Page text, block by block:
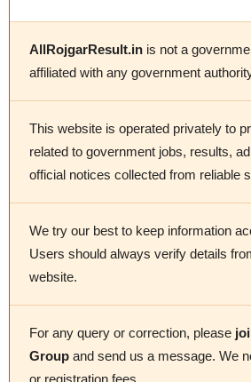
AllRojgarResult.in is not a
affiliated with any government
This website is operated privately to
related to government jobs, results,
official notices collected from reliable
We try our best to keep information
Users should always verify details
website.
For any query or correction, please
Group and send us a message. We
or registration fees.